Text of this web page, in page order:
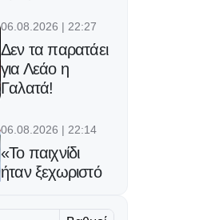
06.08.2026 | 22:27
Δεν τα παρατάει
για Λεάο η
Γαλατά!
06.08.2026 | 22:14
«Το παιχνίδι
ήταν ξεχωριστό